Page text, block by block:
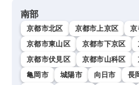
南部
京都市北区 京都市上京区 京
京都市東山区
京都市下京区
京都市伏見区
京都市山科区
亀岡市
城陽市 向日市 長